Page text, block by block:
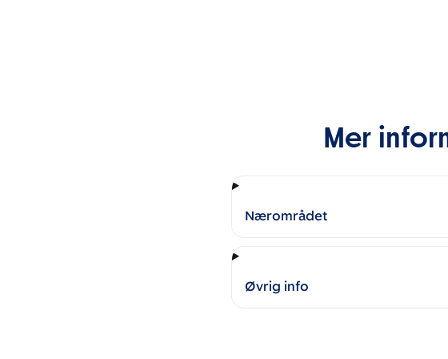
Mer
Nærområdet
Øvrig info